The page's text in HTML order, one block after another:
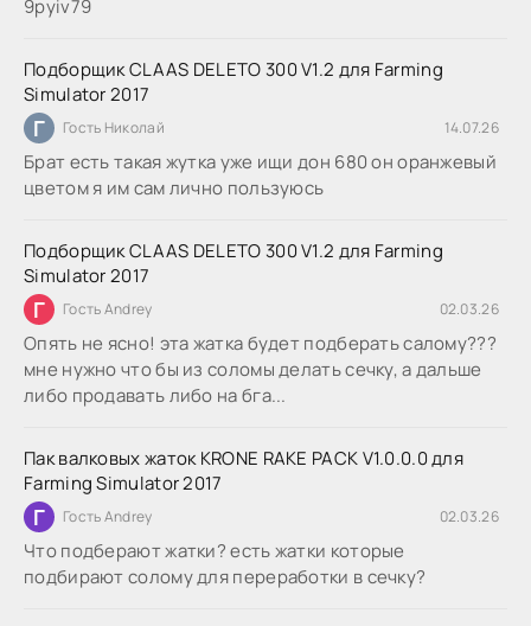
9руіv79
Подборщик CLAAS DELETO 300 V1.2 для Farming
Simulator 2017
Г Гость Николай 14.07.26
Брат есть такая жутка уже ищи дон 680 он оранжевый
цветом я им сам лично пользуюсь
Подборщик CLAAS DELETO 300 V1.2 для Farming
Simulator 2017
Г Гость Andrey 02.03.26
Опять не ясно! эта жатка будет подберать салому???
мне нужно что бы из соломы делать сечку, а дальше
либо продавать либо на бга...
Пак валковых жаток KRONE RAKE PACK V1.0.0.0 для
Farming Simulator 2017
Г Гость Andrey 02.03.26
Что подберают жатки? есть жатки которые
подбирают солому для переработки в сечку?